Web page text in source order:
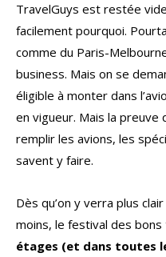
TravelGuys est restée
facilement pourquoi.
comme du Paris-
business. Mais on se
éligible à monter dans
en vigueur. Mais la preuve
remplir les avions, les
savent y faire.
Dès qu’on y verra plus
moins, le festival des bons
étages (et dans toutes